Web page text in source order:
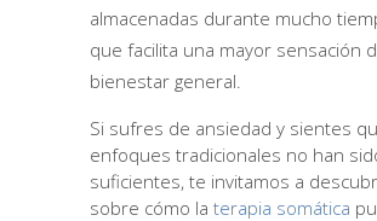
almacenadas durante mucho
que facilita una mayor sensación
bienestar general.
Si sufres de ansiedad y sientes
enfoques tradicionales no han
suficientes, te invitamos a
sobre cómo la terapia somática